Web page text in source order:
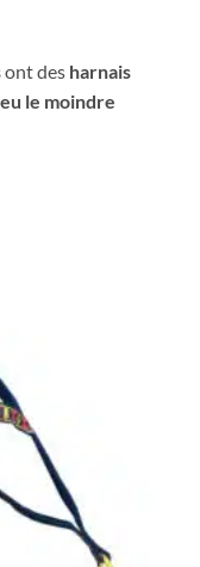
ont des harnais
le moindre